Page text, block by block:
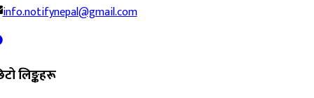
info.notifynepal@gmail.com
लिङ्कहरू